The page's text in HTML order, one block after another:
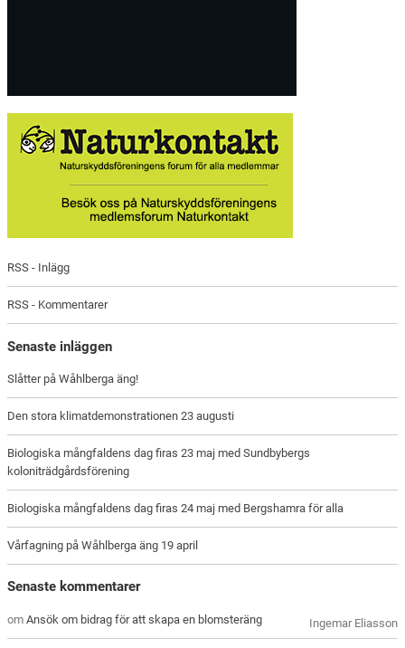
RSS - Inlägg
RSS - Kommentarer
Senaste inläggen
Slåtter på Wåhlberga äng!
Den stora klimatdemonstrationen 23 augusti
Biologiska mångfaldens dag firas 23 maj med Sundbybergs
koloniträdgårdsförening
Biologiska mångfaldens dag firas 24 maj med Bergshamra för alla
Vårfagning på Wåhlberga äng 19 april
Senaste kommentarer
Ingemar Eliasson
omAnsök om bidrag för att skapa en blomsteräng